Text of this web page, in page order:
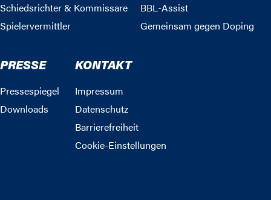
Schiedsrichter & Kommissare
Spielervermittler
BBL-Assist
Gemeinsam gegen Doping
PRESSE
Pressespiegel
Downloads
KONTAKT
Impressum
Datenschutz
Barrierefreiheit
Cookie-Einstellungen